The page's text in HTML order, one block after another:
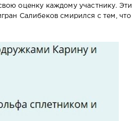
оценку каждому участнику. Эти
Салибеков смирился с тем, что